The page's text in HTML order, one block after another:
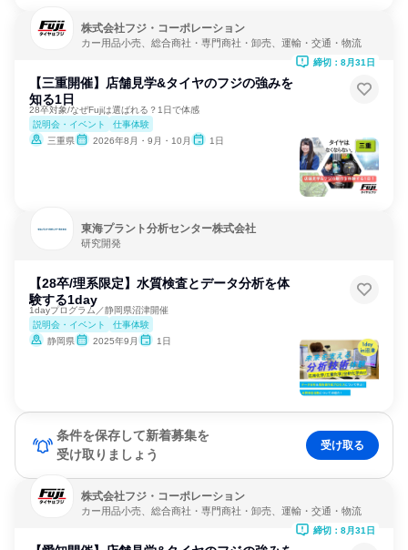
株式会社フジ・コーポレーション
カー用品小売、総合商社・専門商社・卸売、運輸・交通・物流
【三重開催】店舗見学&タイヤのフジの強みを
知る1日
28卒対象/なぜFujiは選ばれる？1日で体感
説明会・イベント
仕事体験
三重県
2026年8月・9月・10月 1日
締切：8月31日
東海プラント分析センター株式会社
研究開発
【28卒/理系限定】水質検査とデータ分析を体
験する1day
1dayプログラム／静岡県沼津開催
説明会・イベント
仕事体験
静岡県
2025年9月 1日
条件を保存して新着募集を
受け取りましょう
受け取る
株式会社フジ・コーポレーション
カー用品小売、総合商社・専門商社・卸売、運輸・交通・物流
締切：8月31日